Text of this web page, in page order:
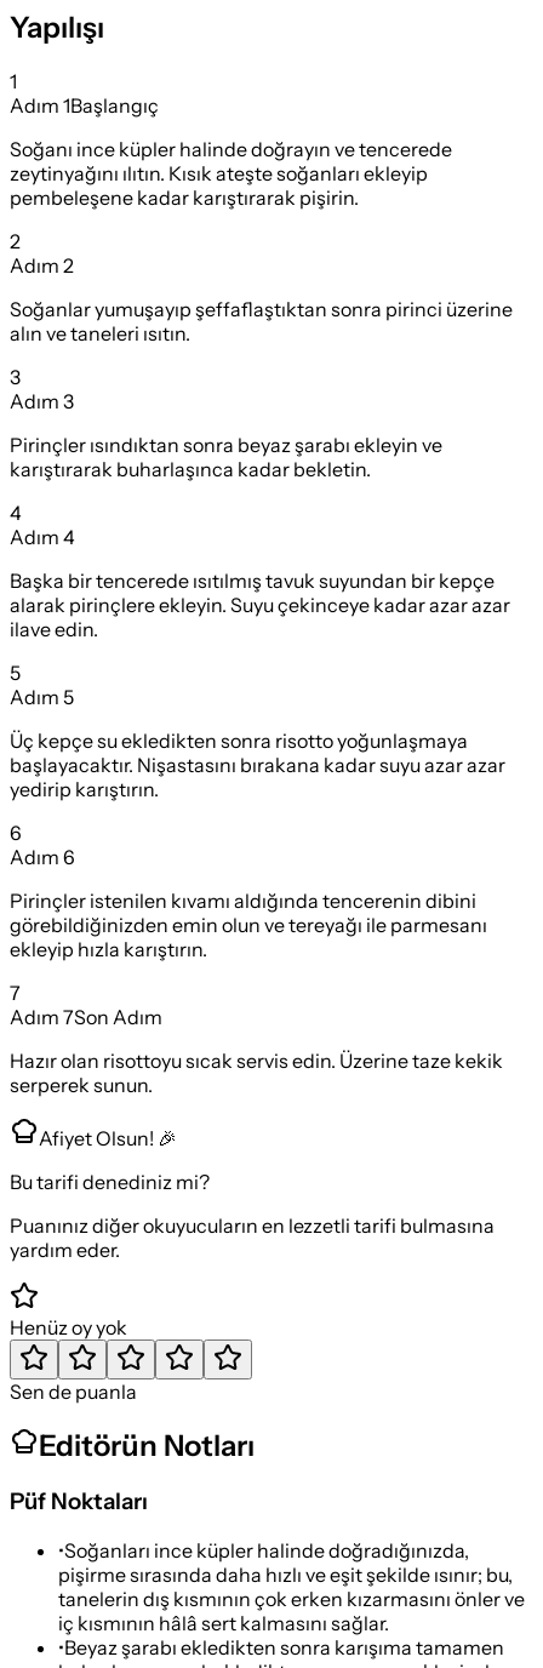
Yapılışı
1
Adım 1Başlangıç
Soğanı ince küpler halinde doğrayın ve tencerede
zeytinyağını ılıtın. Kısık ateşte soğanları ekleyip
pembeleşene kadar karıştırarak pişirin.
2
Adım 2
Soğanlar yumuşayıp şeffaflaştıktan sonra pirinci üzerine
alın ve taneleri ısıtın.
3
Adım 3
Pirinçler ısındıktan sonra beyaz şarabı ekleyin ve
karıştırarak buharlaşınca kadar bekletin.
4
Adım 4
Başka bir tencerede ısıtılmış tavuk suyundan bir kepçe
alarak pirinçlere ekleyin. Suyu çekinceye kadar azar azar
ilave edin.
5
Adım 5
Üç kepçe su ekledikten sonra risotto yoğunlaşmaya
başlayacaktır. Nişastasını bırakana kadar suyu azar azar
yedirip karıştırın.
6
Adım 6
Pirinçler istenilen kıvamı aldığında tencerenin dibini
görebildiğinizden emin olun ve tereyağı ile parmesanı
ekleyip hızla karıştırın.
7
Adım 7Son Adım
Hazır olan risottoyu sıcak servis edin. Üzerine taze kekik
serperek sunun.
Afiyet Olsun! 🎉
Bu tarifi denediniz mi?
Puanınız diğer okuyucuların en lezzetli tarifi bulmasına
yardım eder.
Henüz oy yok
Sen de puanla
Editörün Notları
Püf Noktaları
•Soğanları ince küpler halinde doğradığınızda,
pişirme sırasında daha hızlı ve eşit şekilde ısınır; bu,
tanelerin dış kısmının çok erken kızarmasını önler ve
iç kısmının hâlâ sert kalmasını sağlar.
•Beyaz şarabı ekledikten sonra karışıma tamamen